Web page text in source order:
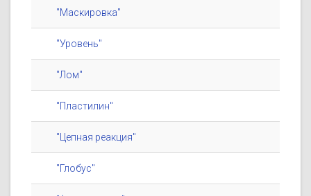
"Маскировка"
"Уровень"
"Лом"
"Пластилин"
"Цепная реакция"
"Глобус"